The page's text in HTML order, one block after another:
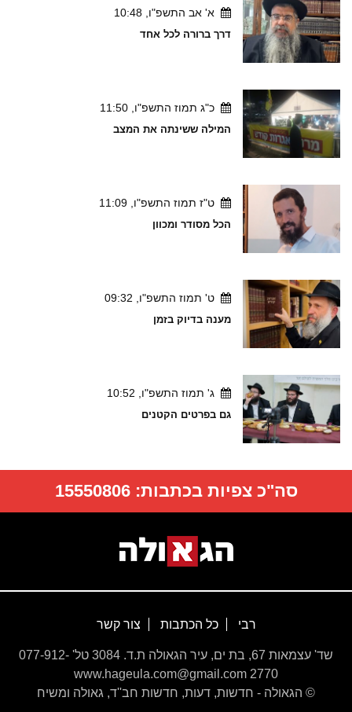
א' אב התשפ"ו, 10:48
דרך ברורה לכל אחד
כ"ג תמוז התשפ"ו, 11:50
המילה ששינתה את המצב
ט"ז תמוז התשפ"ו, 11:09
הכל מסודר ומכוון
ט' תמוז התשפ"ו, 09:32
מענה בדיוק בזמן
ג' תמוז התשפ"ו, 10:52
גם בפרטים הקטנים
סה"כ צפיות בכתבות:15550806
רבי כל הכתבות צור קשר
שד' עצמאות 67, בת ים, עיר הגאולה ת.ד. 3084 טל' 077-912-
2770 www.hageula.com@gmail.com
© הגאולה - חדשות, דעות, חדשות חב''ד, גאולה ומשיח